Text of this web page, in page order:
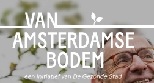
Skip
to
the
content
Search